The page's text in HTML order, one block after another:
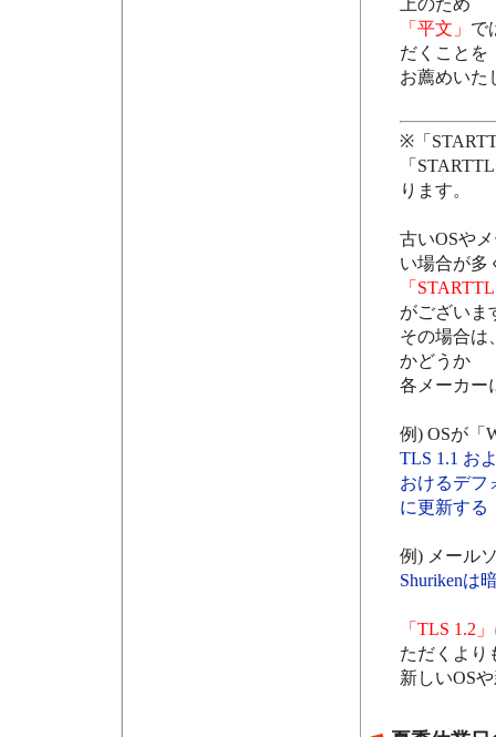
上のため
「平文」 で
だくことを
お薦めいた
※「
「
ります。
古いOSや
い場合が多
「
がございま
その場合は
かどうか
各メーカー
例) OSが「
TLS 1.1 お
おけるデフ
に更新する
例) メール
Shurikenは
「TLS 1.2」
ただくより
新しいOS